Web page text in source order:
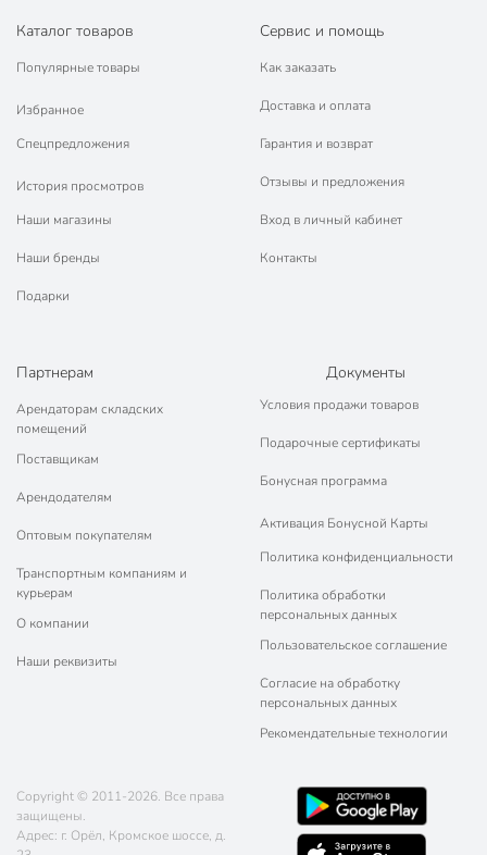
Фильтр в носике
носике
Артикул производителя
GS-04427A-2
Гарантия производителя, мес
Вес в упаковке
Каталог товаров
Популярные товары
Избранное
Спецпредложения
История просмотров
Наши магазины
Наши бренды
Подарки
Сервис и помощь
Как заказать
Доставка и оплата
Гарантия и возврат
Отзывы и предложения
Вход в личный кабинет
Контакты
Партнерам
Арендаторам складских
помещений
Поставщикам
Арендодателям
Оптовым покупателям
Транспортным компаниям и
курьерам
О компании
Наши реквизиты
Документы
Условия продажи товаров
Подарочные сертификаты
Бонусная программа
Активация Бонусной Карты
Политика конфиденциальности
Политика обработки
персональных данных
Пользовательское соглашение
Согласие на обработку
персональных данных
Рекомендательные технологии
Copyright © 2011-2026. Все права
защищены.
Адрес: г. Орёл, Кромское шоссе, д.